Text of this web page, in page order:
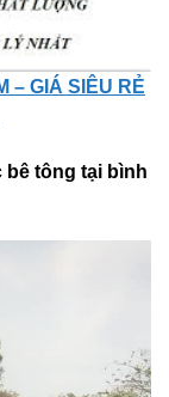
– GIÁ SIÊU RẺ
bê tông tại bình